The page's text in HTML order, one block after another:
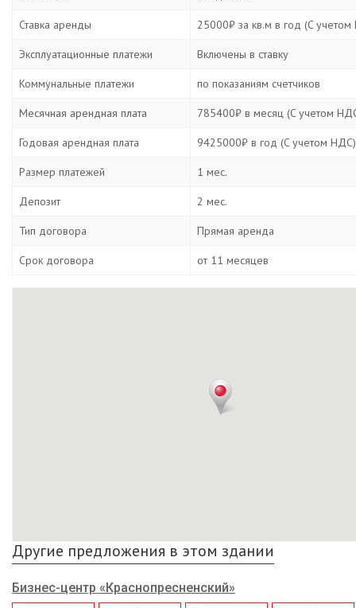
Ставка аренды 25000₽ за кв.м в год (C
Эксплуатационные платежи Включены в ставку
Коммунальные платежи по показаниям счетчиков
Месячная арендная плата 785400₽ в месяц (C учетом
Годовая арендная плата 9425000₽ в год (C учетом НДС)
Размер платежей 1 мес.
Депозит 2 мес.
Тип договора Прямая аренда
Срок договора от 11 месяцев
Другие предложения в этом здании
Бизнес-центр «Краснопресненский»